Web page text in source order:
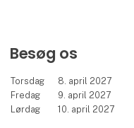
Besøg os
Torsdag 8. april 2027
Fredag
9. april 2027
Lørdag
10. april 2027